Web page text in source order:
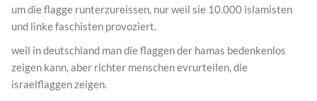
um die flagge runterzureissen, nur weil sie 10.000 islamisten
und linke faschisten provoziert.
weil in deutschland man die flaggen der hamas bedenkenlos
zeigen kann, aber richter menschen evrurteilen, die
israelflaggen zeigen.